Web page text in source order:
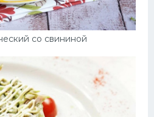
со свининой